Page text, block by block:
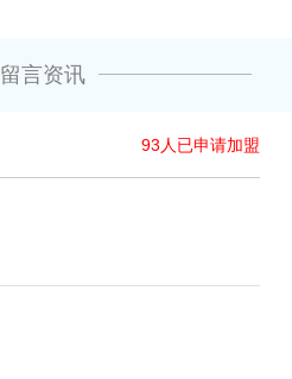
留言资讯
93 人已申请加盟